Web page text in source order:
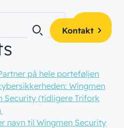
Kontakt
Søg
på hele porteføljen
Wingmen
Security (tidligere Trifork
navn til Wingmen Security